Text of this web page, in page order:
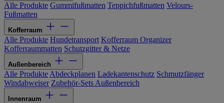
Alle Produkte Gummifußmatten Teppichfußmatten Velours-
Fußmatten
Kofferraum
Alle Produkte Hundetransport Kofferraum Organizer
Kofferraummatten Schutzgitter & Netze
Außenbereich
Alle Produkte Abdeckplanen Ladekantenschutz Schmutzfänger
Windabweiser Zubehör-Sets Außenbereich
Innenraum